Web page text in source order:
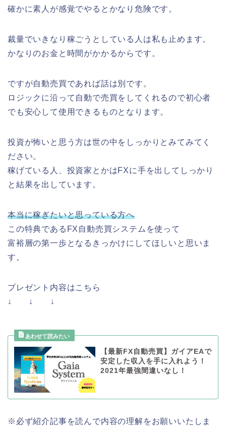
確かに素人が感覚でやるとかなり危険です。
裁量でいきなり稼ごうとしている人は私も止めます。
かなりのお金と時間がかかるからです。
ですが自動売買であれば話は別です。
ロジックに沿って自動で売買をしてくれるので初心者
でも安心して使用できるものとなります。
投資が怖いと思う方は世の中をしっかりとみてみてく
ださい。
稼げている人、投資家とかはFXに手を出してしっかり
と結果を出しています。
本当に稼ぎたいと思っている方へ
この特典であるFX自動売買システムを使って
富裕層の第一歩となるきっかけにしてほしいと思いま
す。
プレゼント内容はこちら
↓ ↓ ↓
【最新FX自動売買】ガイアEAで
安定した収入を手に入れよう！
2021年最強間違いなし！
※必ず紹介記事を読んで内容の理解をお願いいたしま